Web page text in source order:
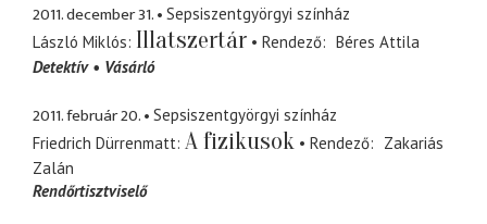
2011. december 31.
Sepsiszentgyörgyi színház
László Miklós Illatszertár Rendező
Béres Attila
Detektív
Vásárló
2011. február 20.
Sepsiszentgyörgyi színház
Friedrich Dürrenmatt A fizikusok Rendező
Zakariás
Zalán
Rendőrtisztviselő